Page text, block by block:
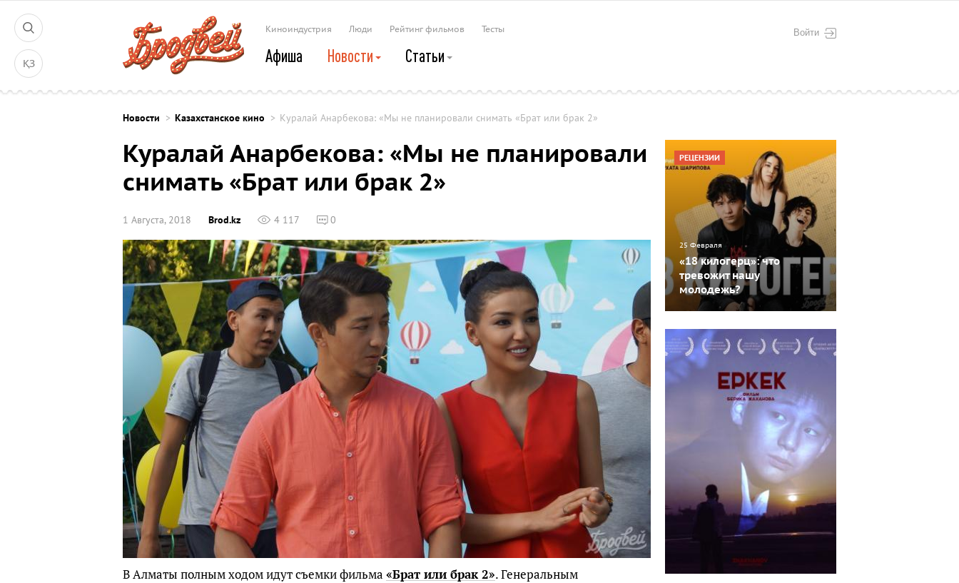
ҚЗ
Войти
Киноиндустрия Люди Рейтинг фильмов Тесты
Афиша Новости Статьи
Новости Казахстанское кино Куралай Анарбекова: «Мы не планировали снимать «Брат или брак 2»
Куралай Анарбекова: «Мы не планировали
снимать «Брат или брак 2»
1 Августа, 2018 Brod.kz 4 117 0
В Алматы полным ходом идут съемки фильма «Брат или брак 2». Генеральным
РЕЦЕНЗИИ
25 Февраля
«18 килогерц»: что
тревожит нашу
молодежь?